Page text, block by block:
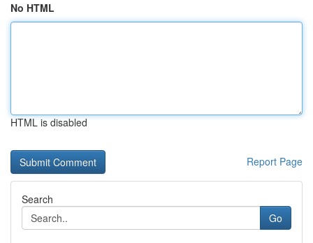
No HTML
HTML is disabled
Report Page
Search
Go